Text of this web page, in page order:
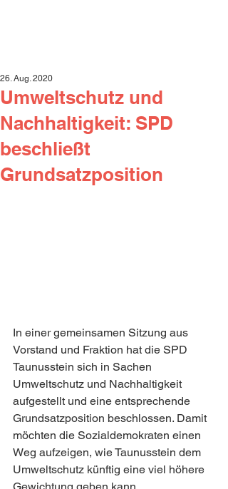
Umweltschutz und
Nachhaltigkeit: SPD
beschließt
Grundsatzposition
26. Aug. 2020
In einer gemeinsamen Sitzung aus
Vorstand und Fraktion hat die SPD
Taunusstein sich in Sachen
Umweltschutz und Nachhaltigkeit
aufgestellt und eine entsprechende
Grundsatzposition beschlossen. Damit
möchten die Sozialdemokraten einen
Weg aufzeigen, wie Taunusstein dem
Umweltschutz künftig eine viel höhere